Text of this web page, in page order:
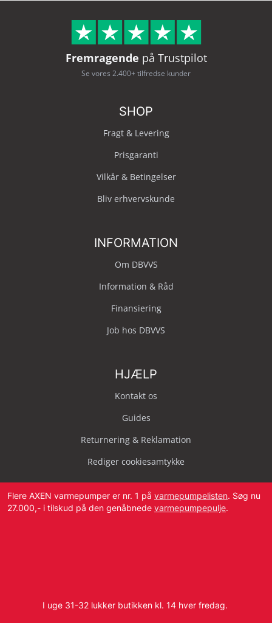
Fremragende på Trustpilot
Se vores 2.400+ tilfredse kunder
SHOP
Fragt & Levering
Prisgaranti
Vilkår & Betingelser
Bliv erhvervskunde
INFORMATION
Om DBVVS
Information & Råd
Finansiering
Job hos DBVVS
HJÆLP
Kontakt os
Guides
Returnering & Reklamation
Rediger cookiesamtykke
E-mail:info@dbvvs.dk
Flere AXEN varmepumper er nr. 1 på varmepumpelisten. Søg nu
27.000,- i tilskud på den genåbnede varmepumpepulje.
I uge 31-32 lukker butikken kl. 14 hver fredag.